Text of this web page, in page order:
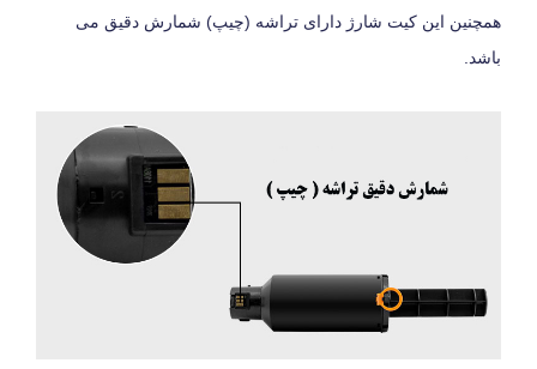
همچنین این کیت شارژ دارای تراشه (چیپ) شمارش دقیق می
باشد.